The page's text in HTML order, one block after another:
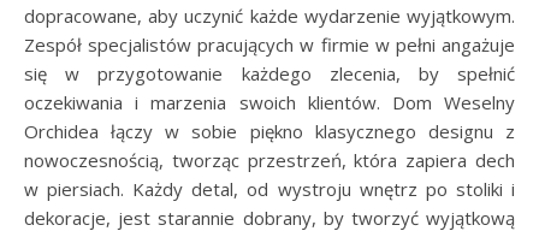
dopracowane, aby uczynić każde wydarzenie wyjątkowym.
Zespół specjalistów pracujących w firmie w pełni angażuje
się w przygotowanie każdego zlecenia, by spełnić
oczekiwania i marzenia swoich klientów. Dom Weselny
Orchidea łączy w sobie piękno klasycznego designu z
nowoczesnością, tworząc przestrzeń, która zapiera dech
w piersiach. Każdy detal, od wystroju wnętrz po stoliki i
dekoracje, jest starannie dobrany, by tworzyć wyjątkową